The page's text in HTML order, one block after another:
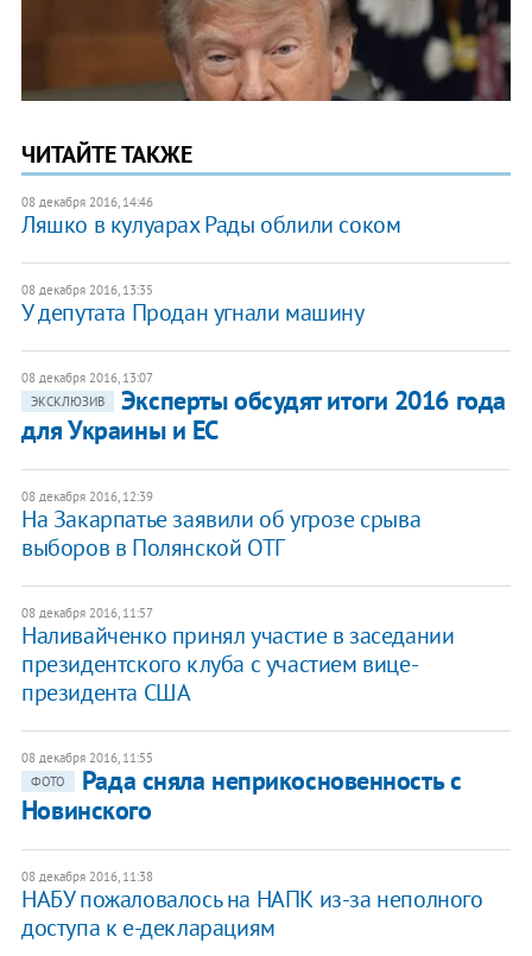
ЧИТАЙТЕ ТАКЖЕ
08 декабря 2016, 14:46
Ляшко в кулуарах Рады облили соком
08 декабря 2016, 13:35
У депутата Продан угнали машину
08 декабря 2016, 13:07
ЭКСКЛЮЗИВ
Эксперты обсудят итоги 2016 года
для Украины и ЕС
08 декабря 2016, 12:39
На Закарпатье заявили об угрозе срыва
выборов в Полянской ОТГ
08 декабря 2016, 11:57
Наливайченко принял участие в заседании
президентского клуба с участием вице-
президента США
08 декабря 2016, 11:55
ФОТО
Рада сняла неприкосновенность с
Новинского
08 декабря 2016, 11:38
НАБУ пожаловалось на НАПК из-за неполного
доступа к е-декларациям